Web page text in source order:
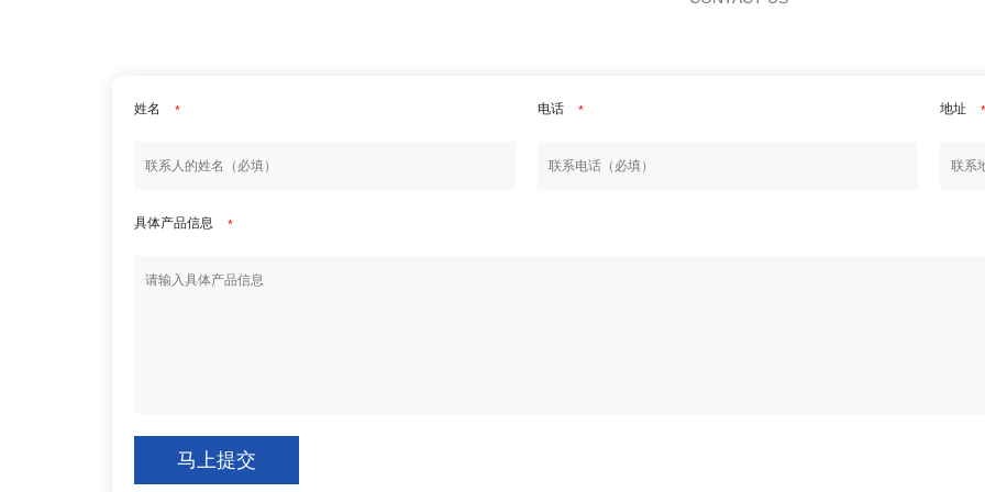
姓名 * 电话 * 地址
具体产品信息 *
马上提交